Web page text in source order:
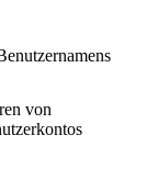
von